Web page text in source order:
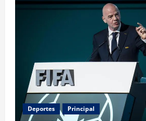
Deportes Principal